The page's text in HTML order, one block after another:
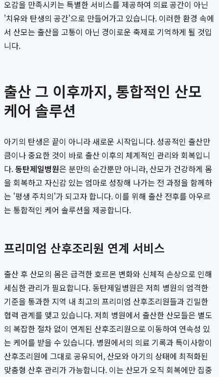
오감을 만족시키는 특별한 서비스를 제공하여 의료 공간이 아닌
'치유와 탄생의 공간'으로 만들어가고 있습니다. 이러한 환경 속에
서 산모는 출산을 고통이 아닌 경이로운 축제로 기억하게 될 것입
니다.
출산 그 이후까지, 통합적인 산모
케어 솔루션
아기의 탄생은 끝이 아니라 새로운 시작입니다. 성공적인 출산만
큼이나 중요한 것이 바로 출산 이후의 체계적인 관리와 회복입니
다.동탄제일병원은 분만의 순간뿐만 아니라, 산모가 건강하게 몸
을 회복하고 자신감 있는 엄마로 성장해 나가는 전 과정을 함께하
는 '평생 주치의'가 되고자 합니다. 이를 위해 출산 전후를 아우르
는 통합적인 케어 솔루션을 제공합니다.
프리미엄 산후조리원 연계 서비스
출산 후 산모의 몸은 급격한 호르몬 변화와 신체적 손상으로 인해
세심한 관리가 필요합니다. 동탄제일병원은 저희 병원의 엄격한
기준을 통과한 지역 내 최고의 프리미엄 산후조리원들과 긴밀한
협력 관계를 맺고 있습니다. 저희 병원에서 출산한 산모들은 별도
의 복잡한 절차 없이 연계된 산후조리원으로 이동하여 연속성 있
는 케어를 받을 수 있습니다. 병원에서의 의료 기록과 특이사항이
산후조리원에 그대로 공유되어, 산모와 아기의 상태에 최적화된
맞춤형 산후 관리가 가능합니다. 이는 산모가 오직 회복에만 집중